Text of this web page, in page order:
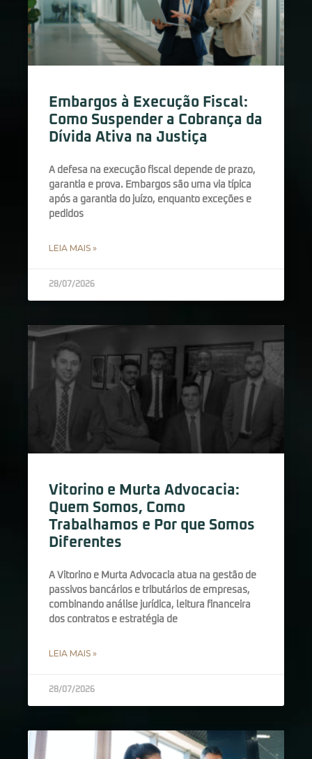
Embargos à Execução Fiscal:
Como Suspender a Cobrança da
Dívida Ativa na Justiça
A defesa na execução fiscal depende de prazo,
garantia e prova. Embargos são uma via típica
após a garantia do juízo, enquanto exceções e
pedidos
LEIA MAIS »
28/07/2026
Vitorino e Murta Advocacia:
Quem Somos, Como
Trabalhamos e Por que Somos
Diferentes
A Vitorino e Murta Advocacia atua na gestão de
passivos bancários e tributários de empresas,
combinando análise jurídica, leitura financeira
dos contratos e estratégia de
LEIA MAIS »
28/07/2026